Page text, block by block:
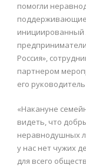
помогли
поддерживающие
инициированный
Россия»,
партнером
его
«Накануне
видеть, что
неравнодушных
у нас нет чужих
для всего